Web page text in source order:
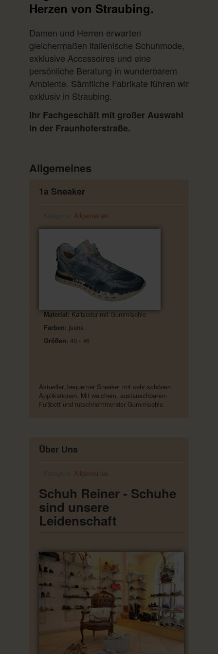
Herzen von Straubing.
Damen und Herren erwarten
gleichermaßen italienische Schuhmode,
exklusive Accessoires und eine
persönliche Beratung in wunderbarem
Ambiente. Sämtliche Fabrikate führen wir
exklusiv in Straubing.
Ihr Fachgeschäft mit großer Auswahl
in der Fraunhoferstraße.
Allgemeines
1a Sneaker
Allgemeines
Material: Kalbleder mit Gummisohle
Farben: jeans
Größen: 40 - 46
Aktueller, bequemer Sneaker mit sehr schönen
Applikationen. Mit weichem, austauschbarem
Fußbett und rutschhemmender Gummisohle.
Über Uns
Allgemeines
Schuh Reiner - Schuhe
sind unsere
Leidenschaft